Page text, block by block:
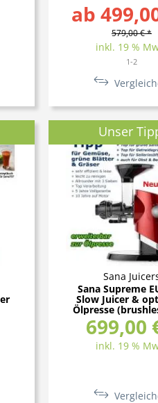
ab
579,00 € *
inkl. 19 %
1-2
Unser
Sana
Sana Supreme
Slow Juicer &
Ölpresse
699,00
inkl. 19 %